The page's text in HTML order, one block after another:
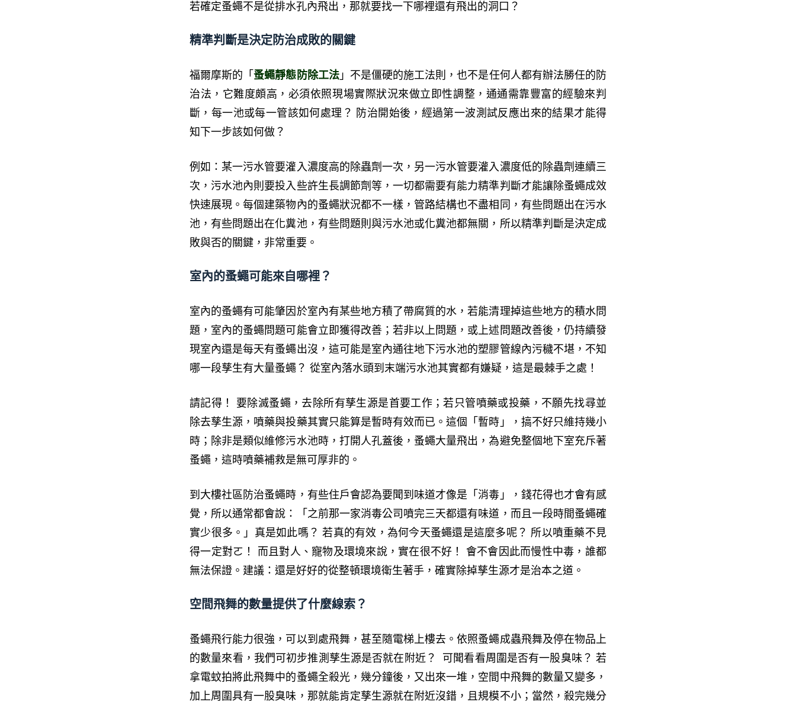
若確定蚤蠅不是從排水孔內飛出，那就要找一下哪裡還有飛出的洞口？
精準判斷是決定防治成敗的關鍵
福爾摩斯的「蚤蠅靜態防除工法」不是僵硬的施工法則，也不是任何人都有辦法勝任的防
治法，它難度頗高，必須依照現場實際狀況來做立即性調整，通通需靠豐富的經驗來判
斷，每一池或每一管該如何處理？ 防治開始後，經過第一波測試反應出來的結果才能得
知下一步該如何做？
例如：某一污水管要灌入濃度高的除蟲劑一次，另一污水管要灌入濃度低的除蟲劑連續三
次，污水池內則要投入些許生長調節劑等，一切都需要有能力精準判斷才能讓除蚤蠅成效
快速展現。每個建築物內的蚤蠅狀況都不一樣，管路結構也不盡相同，有些問題出在污水
池，有些問題出在化糞池，有些問題則與污水池或化糞池都無關，所以精準判斷是決定成
敗與否的關鍵，非常重要。
室內的蚤蠅可能來自哪裡？
室內的蚤蠅有可能肇因於室內有某些地方積了帶腐質的水，若能清理掉這些地方的積水問
題，室內的蚤蠅問題可能會立即獲得改善；若非以上問題，或上述問題改善後，仍持續發
現室內還是每天有蚤蠅出沒，這可能是室內通往地下污水池的塑膠管線內污穢不堪，不知
哪一段孳生有大量蚤蠅？ 從室內落水頭到末端污水池其實都有嫌疑，這是最棘手之處！
請記得！ 要除滅蚤蠅，去除所有孳生源是首要工作；若只管噴藥或投藥，不願先找尋並
除去孳生源，噴藥與投藥其實只能算是暫時有效而已。這個「暫時」，搞不好只維持幾小
時；除非是類似維修污水池時，打開人孔蓋後，蚤蠅大量飛出，為避免整個地下室充斥著
蚤蠅，這時噴藥補救是無可厚非的。
到大樓社區防治蚤蠅時，有些住戶會認為要聞到味道才像是「消毒」，錢花得也才會有感
覺，所以通常都會說：「之前那一家消毒公司噴完三天都還有味道，而且一段時間蚤蠅確
實少很多。」真是如此嗎？ 若真的有效，為何今天蚤蠅還是這麼多呢？ 所以噴重藥不見
得一定對ㄛ！ 而且對人、寵物及環境來說，實在很不好！ 會不會因此而慢性中毒，誰都
無法保證。建議：還是好好的從整頓環境衛生著手，確實除掉孳生源才是治本之道。
空間飛舞的數量提供了什麼線索？
蚤蠅飛行能力很強，可以到處飛舞，甚至隨電梯上樓去。依照蚤蠅成蟲飛舞及停在物品上
的數量來看，我們可初步推測孳生源是否就在附近？ 可聞看看周圍是否有一股臭味？ 若
拿電蚊拍將此飛舞中的蚤蠅全殺光，幾分鐘後，又出來一堆，空間中飛舞的數量又變多，
加上周圍具有一股臭味，那就能肯定孳生源就在附近沒錯，且規模不小；當然，殺完幾分